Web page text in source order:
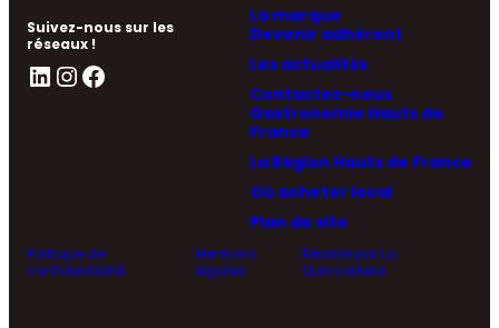
La marque
Devenir adhérent
Les actualités
Contactez-nous
Gastronomie Hauts de
France
La Région Hauts de France
Où acheter local
Plan de site
Suivez-nous sur les
réseaux !
LinkedIn InstagramFacebook
Politique de
confidentialité
Mentions
légales
Réalisé par La
Quincaillerie